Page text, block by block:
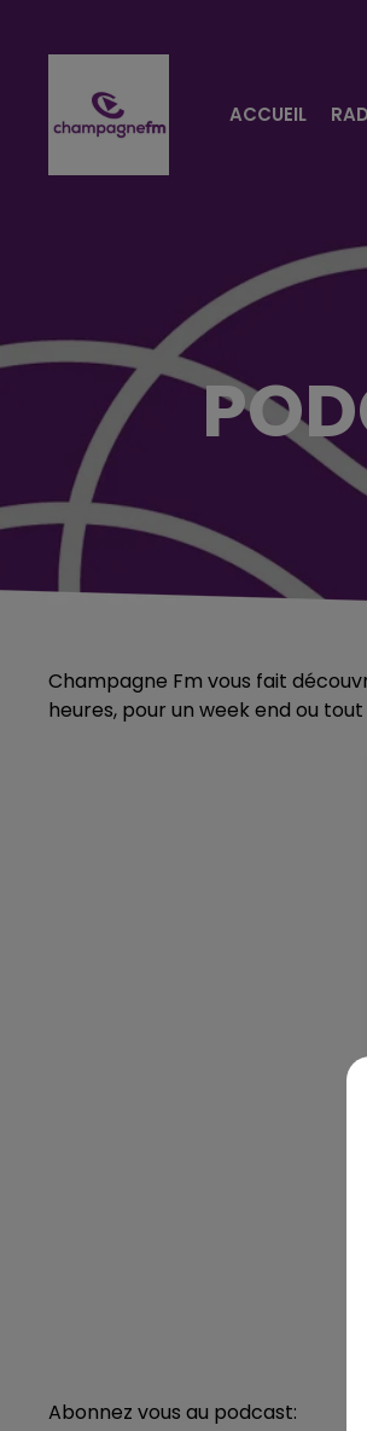
ACCUEIL
Champagne Fm vous fait
heures, pour un week end ou
Abonnez vous au podcast: